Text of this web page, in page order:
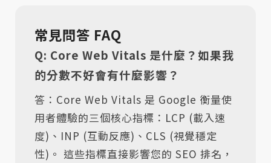
常見問答 FAQ
Q: Core Web Vitals 是什麼？如果我
的分數不好會有什麼影響？
答：Core Web Vitals 是 Google 衡量使
用者體驗的三個核心指標：LCP (載入速
度)、INP (互動反應)、CLS (視覺穩定
性)。 這些指標直接影響您的 SEO 排名，